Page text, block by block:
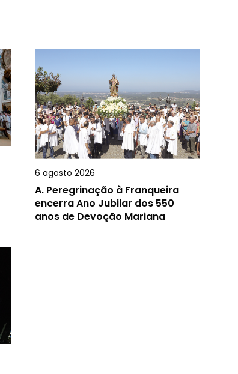
6 agosto 2026
A. Peregrinação à Franqueira
encerra Ano Jubilar dos 550
anos de Devoção Mariana